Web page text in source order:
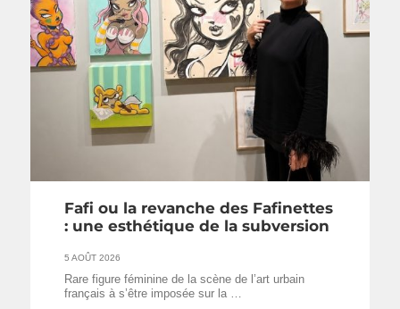
Fafi ou la revanche des Fafinettes
: une esthétique de la subversion
5 AOÛT 2026
Rare figure féminine de la scène de l’art urbain
français à s’être imposée sur la …